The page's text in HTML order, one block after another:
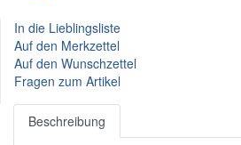
In die Lieblingsliste
Auf den Merkzettel
Auf den Wunschzettel
Fragen zum Artikel
Beschreibung